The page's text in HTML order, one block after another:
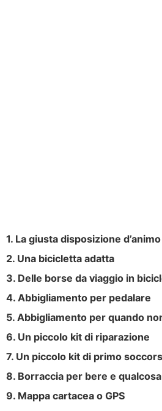
1. La giusta disposizione d’animo
2. Una bicicletta adatta
3. Delle borse da viaggio in
4. Abbigliamento per pedalare
5. Abbigliamento per quando
6. Un piccolo kit di riparazione
7. Un piccolo kit di primo
8. Borraccia per bere e
9. Mappa cartacea o GPS